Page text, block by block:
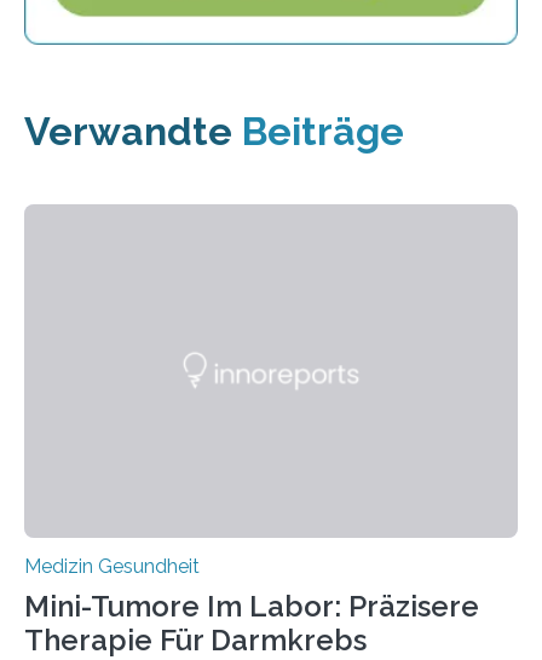
Verwandte Beiträge
Medizin Gesundheit
Mini-Tumore Im Labor: Präzisere
Therapie Für Darmkrebs